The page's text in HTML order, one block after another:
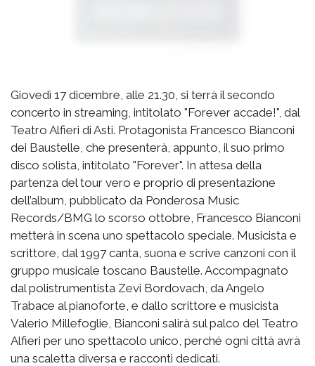
Giovedì 17 dicembre, alle 21.30, si terrà il secondo
concerto in streaming, intitolato "Forever accade!", dal
Teatro Alfieri di Asti. Protagonista Francesco Bianconi
dei Baustelle, che presenterà, appunto, il suo primo
disco solista, intitolato "Forever". In attesa della
partenza del tour vero e proprio di presentazione
dell’album, pubblicato da Ponderosa Music
Records/BMG lo scorso ottobre, Francesco Bianconi
metterà in scena uno spettacolo speciale. Musicista e
scrittore, dal 1997 canta, suona e scrive canzoni con il
gruppo musicale toscano Baustelle. Accompagnato
dal polistrumentista Zevi Bordovach, da Angelo
Trabace al pianoforte, e dallo scrittore e musicista
Valerio Millefoglie, Bianconi salirà sul palco del Teatro
Alfieri per uno spettacolo unico, perché ogni città avrà
una scaletta diversa e racconti dedicati.